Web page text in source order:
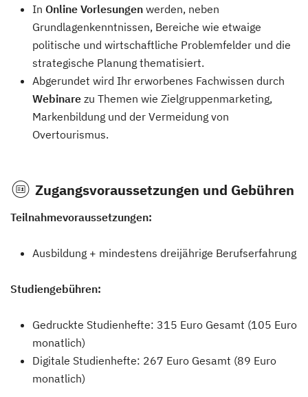
In Online Vorlesungen werden, neben
Grundlagenkenntnissen, Bereiche wie etwaige
politische und wirtschaftliche Problemfelder und die
strategische Planung thematisiert.
Abgerundet wird Ihr erworbenes Fachwissen durch
Webinare zu Themen wie Zielgruppenmarketing,
Markenbildung und der Vermeidung von
Overtourismus.
Zugangsvoraussetzungen und Gebühren
Teilnahmevoraussetzungen:
Ausbildung + mindestens dreijährige Berufserfahrung
Studiengebühren:
Gedruckte Studienhefte: 315 Euro Gesamt (105 Euro
monatlich)
Digitale Studienhefte: 267 Euro Gesamt (89 Euro
monatlich)